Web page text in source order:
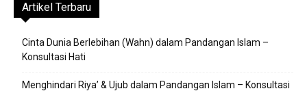
Artikel Terbaru
Cinta Dunia Berlebihan (Wahn) dalam Pandangan Islam –
Konsultasi Hati
Menghindari Riya’ & Ujub dalam Pandangan Islam – Konsultasi